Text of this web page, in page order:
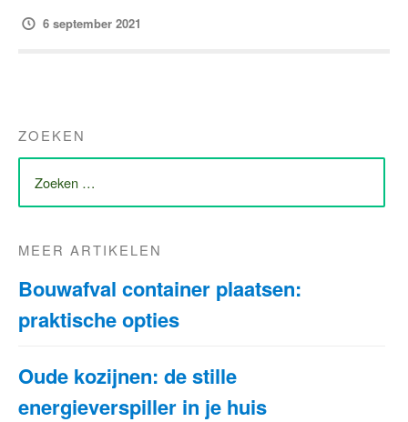
6 september 2021
ZOEKEN
ZOEK
NAAR:
MEER ARTIKELEN
Bouwafval container plaatsen:
praktische opties
Oude kozijnen: de stille
energieverspiller in je huis